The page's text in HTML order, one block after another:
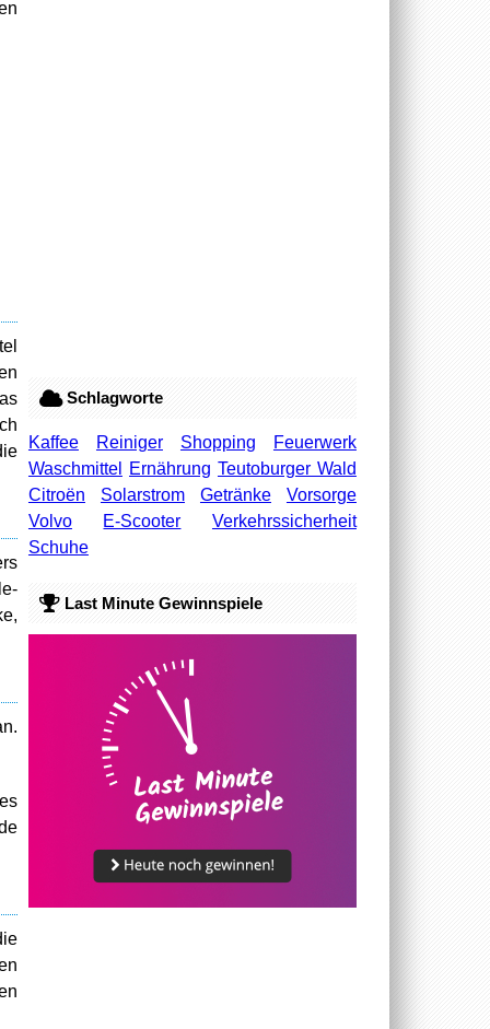
Schlagworte
Kaffee Reiniger Shopping
Feuerwerk
Waschmittel
Ernährung Teutoburger Wald
Citroën
Solarstrom Getränke
Vorsorge
Volvo
E-Scooter
Verkehrssicherheit
Schuhe
Last Minute Gewinnspiele